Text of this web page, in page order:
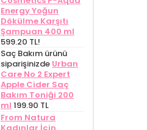
Energy Yoğun
Dökülme Karşıtı
Şampuan 400 ml
599.20 TL!
Saç Bakım ürünü
siparişinizde Urban
Care No 2 Expert
Apple Cider Saç
Bakım Toniği 200
ml 199.90 TL
From Natura